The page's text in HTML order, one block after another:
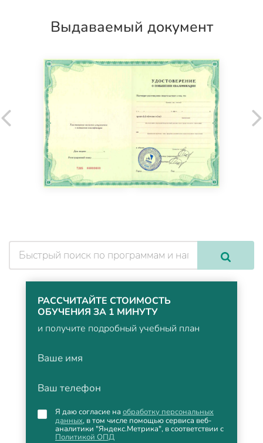
Выдаваемый документ
РАССЧИТАЙТЕ СТОИМОСТЬ
ОБУЧЕНИЯ ЗА 1 МИНУТУ
и получите подробный учебный план
Ваше имя
Ваш телефон
Я даю согласие на обработку персональных
данных, в том числе помощью сервиса веб-
аналитики "Яндекс.Метрика", в соответствии с
Политикой ОПД